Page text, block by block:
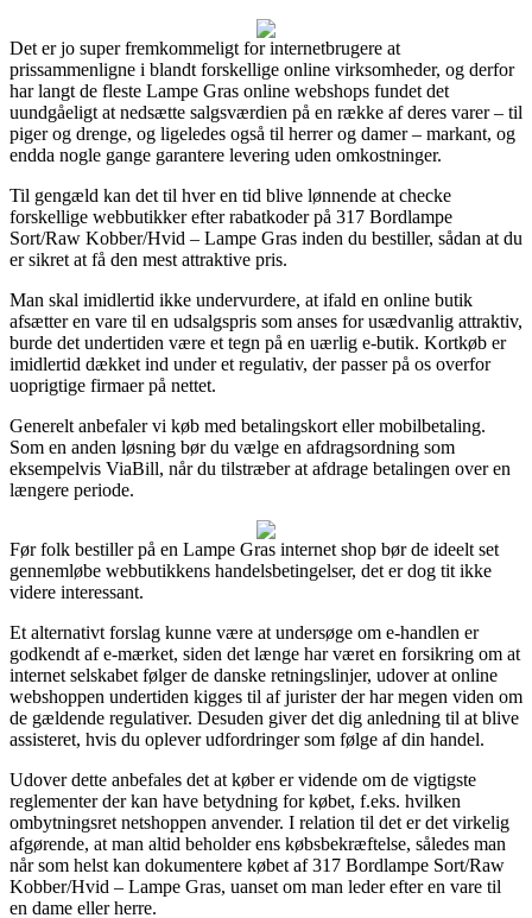
Det er jo super fremkommeligt for internetbrugere at
prissammenligne i blandt forskellige online virksomheder, og derfor
har langt de fleste Lampe Gras online webshops fundet det
uundgåeligt at nedsætte salgsværdien på en række af deres varer – til
piger og drenge, og ligeledes også til herrer og damer – markant, og
endda nogle gange garantere levering uden omkostninger.
Til gengæld kan det til hver en tid blive lønnende at checke
forskellige webbutikker efter rabatkoder på 317 Bordlampe
Sort/Raw Kobber/Hvid – Lampe Gras inden du bestiller, sådan at du
er sikret at få den mest attraktive pris.
Man skal imidlertid ikke undervurdere, at ifald en online butik
afsætter en vare til en udsalgspris som anses for usædvanlig attraktiv,
burde det undertiden være et tegn på en uærlig e-butik. Kortkøb er
imidlertid dækket ind under et regulativ, der passer på os overfor
uoprigtige firmaer på nettet.
Generelt anbefaler vi køb med betalingskort eller mobilbetaling.
Som en anden løsning bør du vælge en afdragsordning som
eksempelvis ViaBill, når du tilstræber at afdrage betalingen over en
længere periode.
Før folk bestiller på en Lampe Gras internet shop bør de ideelt set
gennemløbe webbutikkens handelsbetingelser, det er dog tit ikke
videre interessant.
Et alternativt forslag kunne være at undersøge om e-handlen er
godkendt af e-mærket, siden det længe har været en forsikring om at
internet selskabet følger de danske retningslinjer, udover at online
webshoppen undertiden kigges til af jurister der har megen viden om
de gældende regulativer. Desuden giver det dig anledning til at blive
assisteret, hvis du oplever udfordringer som følge af din handel.
Udover dette anbefales det at køber er vidende om de vigtigste
reglementer der kan have betydning for købet, f.eks. hvilken
ombytningsret netshoppen anvender. I relation til det er det virkelig
afgørende, at man altid beholder ens købsbekræftelse, således man
når som helst kan dokumentere købet af 317 Bordlampe Sort/Raw
Kobber/Hvid – Lampe Gras, uanset om man leder efter en vare til
en dame eller herre.